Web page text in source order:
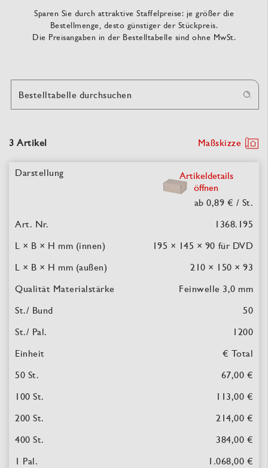
Sparen Sie durch attraktive Staffelpreise: je größer die
Bestellmenge, desto günstiger der Stückpreis.
Die Preisangaben in der Bestelltabelle sind ohne MwSt.
3 Artikel Maßskizze
Bestelltabelle durchsuchen
Artikeldetails
öffnen
ab 0,89 € / St.
1368.195
195 × 145 × 90 für DVD
210 × 150 × 93
Feinwelle 3,0 mm
50
1200
€ Total
67,00 €
113,00 €
214,00 €
384,00 €
1.068,00 €